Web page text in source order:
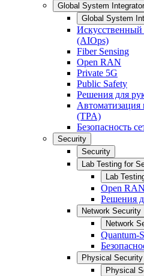
Global System
Global System
(AIOps)
Fiber Sensing
Open RAN
Private 5G
Public Safety
Решения для
Автоматизация
(TPA)
Безопасность
Security
Security
Lab Testing for
Lab
Open
Решения
Network Security
Network
Quantum-
Physical Security
Physical